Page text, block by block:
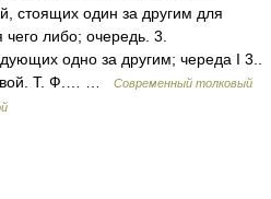
стоящих один за другим для
либо; очередь. 3.
одно за другим; череда I 3..
Т. Ф.… …
Современный толковый